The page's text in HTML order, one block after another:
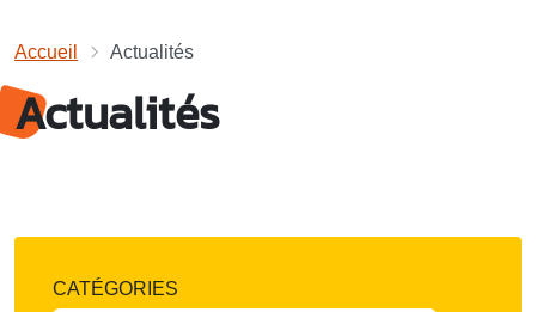
Accueil Actualités
Actualités
CATÉGORIES